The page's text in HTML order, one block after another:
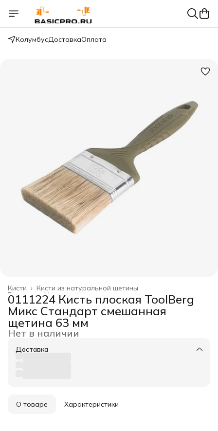
КолумбусДоставкаОплата
Кисти из натуральной щетины
Кисти ›
Малярный инструмент
Главная ›
0111224 Кисть плоская ToolBerg
Микс Стандарт смешанная
щетина 63 мм
Нет в наличии
Доставка
О товаре Характеристики